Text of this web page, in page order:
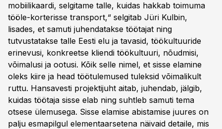
mobiilikaardi, selgitame talle, kuidas hakkab toimuma
tööle-korterisse transport,“ selgitab Jüri Kulbin,
lisades, et samuti juhendatakse töötajat ning
tutvustatakse talle Eesti elu ja tavasid, töökultuuride
erinevusi, konkreetse kliendi töökultuuri, nõudmisi,
võimalusi ja ootusi. Kõik selle nimel, et sisse elamine
oleks kiire ja head töötulemused tuleksid võimalikult
ruttu. Hansavesti projektijuht aitab, juhendab, jälgib,
kuidas töötaja sisse elab ning suhtleb samuti tema
otsese ülemusega. Sisse elamise abistamise juures on
palju esmapilgul elementaarsetena näivaid detaile, mis